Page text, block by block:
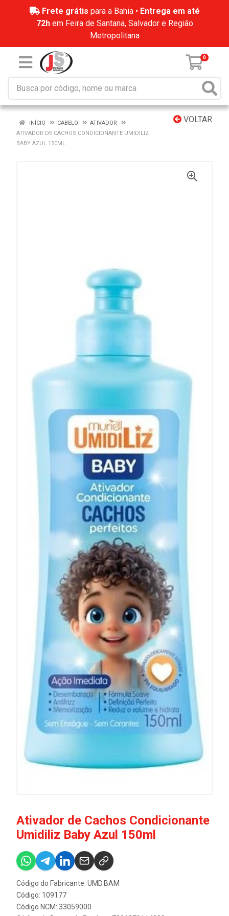
Frete grátis para a Bahia • Entrega em até
72hem Feira de Santana, Salvador e Região
Metropolitana
0
VOLTAR
INÍCIO CABELO
ATIVADOR
ATIVADOR DE CACHOS CONDICIONANTE UMIDILIZ
BABY AZUL 150ML
Ativador de Cachos Condicionante
Umidiliz Baby Azul 150ml
Código do Fabricante: UMD.BAM
Código: 109177
Código NCM: 33059000